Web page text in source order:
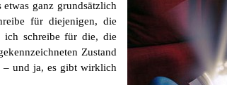
ganz grundsätzlich
für diejenigen, die
ich schreibe für die, die
Zustand
– und ja, es gibt wirklich